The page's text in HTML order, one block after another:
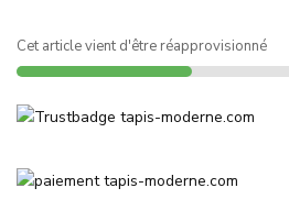
Cet article vient d'être réapprovisionné